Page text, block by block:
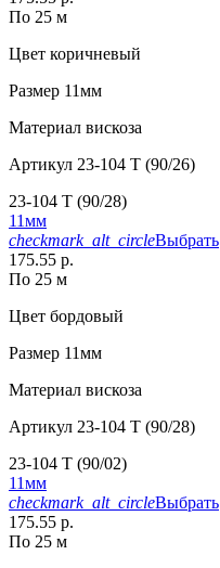
По 25 м
Цвет коричневый
Размер 11мм
Материал вискоза
Артикул 23-104 T (90/26)
23-104 T (90/28)
11мм
checkmark_alt_circleВыбрать
175.55 р.
По 25 м
Цвет бордовый
Размер 11мм
Материал вискоза
Артикул 23-104 T (90/28)
23-104 T (90/02)
11мм
checkmark_alt_circleВыбрать
175.55 р.
По 25 м